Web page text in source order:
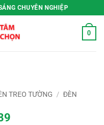
CHUYÊN NGHIỆP
0
TREO TƯỜNG / ĐÈN